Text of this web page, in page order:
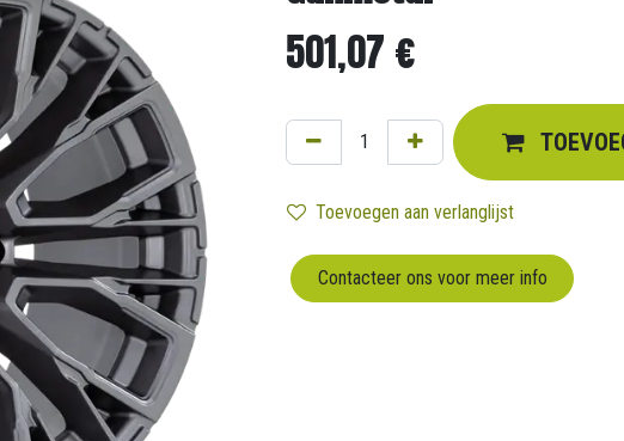
501,07 €
Toevoegen aan verlanglijst
Contacteer ons voor meer info